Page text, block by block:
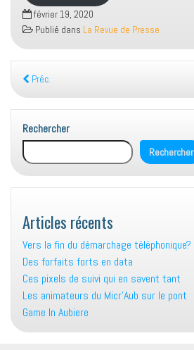
février 19, 2020
Publié dans La Revue de Presse
Préc.
Rechercher
Rechercher
Articles récents
Vers la fin du démarchage téléphonique?
Des forfaits forts en data
Ces pixels de suivi qui en savent tant
Les animateurs du Micr’Aub sur le pont
Game In Aubiere